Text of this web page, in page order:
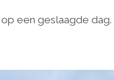
een geslaagde dag.